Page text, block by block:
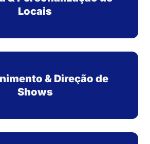
Locais
& Direção de
Shows